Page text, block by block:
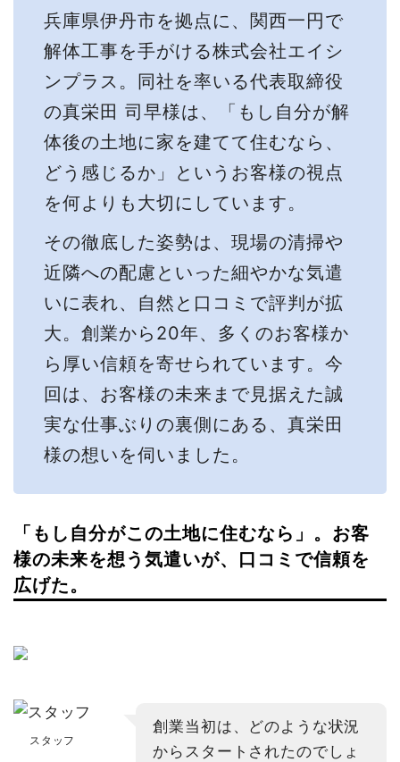
兵庫県伊丹市を拠点に、関西一円で
解体工事を手がける株式会社エイシ
ンプラス。同社を率いる代表取締役
の真栄田 司早様は、「もし自分が解
体後の土地に家を建てて住むなら、
どう感じるか」というお客様の視点
を何よりも大切にしています。
その徹底した姿勢は、現場の清掃や
近隣への配慮といった細やかな気遣
いに表れ、自然と口コミで評判が拡
大。創業から20年、多くのお客様か
ら厚い信頼を寄せられています。今
回は、お客様の未来まで見据えた誠
実な仕事ぶりの裏側にある、真栄田
様の想いを伺いました。
「もし自分がこの土地に住むなら」。お客
様の未来を想う気遣いが、口コミで信頼を
広げた。
スタッフ
創業当初は、どのような状況
からスタートされたのでしょ